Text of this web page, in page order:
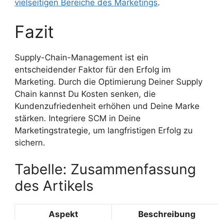
vielseitigen Bereiche des Marketings.
Fazit
Supply-Chain-Management ist ein
entscheidender Faktor für den Erfolg im
Marketing. Durch die Optimierung Deiner Supply
Chain kannst Du Kosten senken, die
Kundenzufriedenheit erhöhen und Deine Marke
stärken. Integriere SCM in Deine
Marketingstrategie, um langfristigen Erfolg zu
sichern.
Tabelle: Zusammenfassung
des Artikels
Aspekt Beschreibung